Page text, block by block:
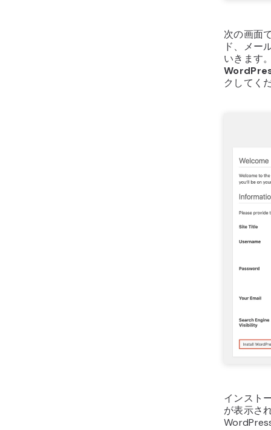
次の画面
ド、メー
いきます
クしてく
インスト
が表示さ